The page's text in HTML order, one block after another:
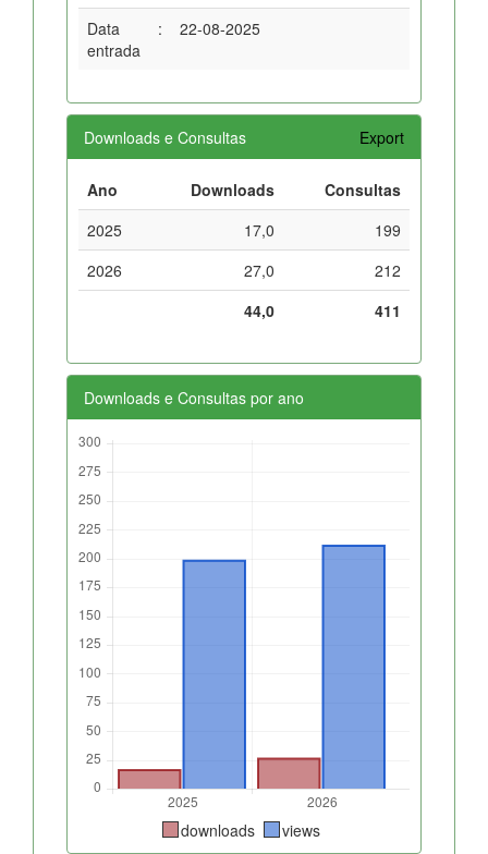
Data
entrada
: 22-08-2025
Downloads e Consultas Export
Ano Downloads
Consultas
2025
17,0
199
2026
27,0
212
44,0
411
Downloads e Consultas por ano
downloads views